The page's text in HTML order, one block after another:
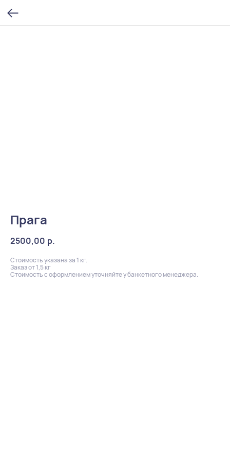
Прага
2500,00 р.
Стоимость указана за 1 кг.
Заказ от 1,5 кг
Стоимость с оформлением уточняйте у банкетного менеджера.